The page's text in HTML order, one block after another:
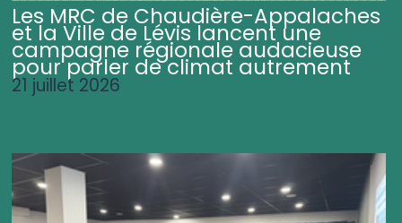
Les MRC de Chaudière-Appalaches
et la Ville de Lévis lancent une
campagne régionale audacieuse
pour parler de climat autrement
21 juillet 2026